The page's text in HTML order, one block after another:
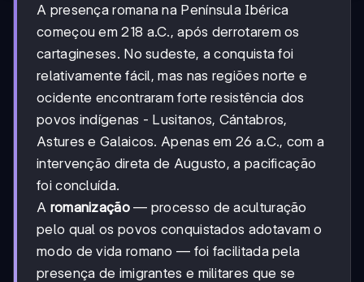
A presença romana na Península Ibérica
começou em 218 a.C., após derrotarem os
cartagineses. No sudeste, a conquista foi
relativamente fácil, mas nas regiões norte e
ocidente encontraram forte resistência dos
povos indígenas - Lusitanos, Cántabros,
Astures e Galaicos. Apenas em 26 a.C., com a
intervenção direta de Augusto, a pacificação
foi concluída.
A romanização— processo de aculturação
pelo qual os povos conquistados adotavam o
modo de vida romano — foi facilitada pela
presença de imigrantes e militares que se